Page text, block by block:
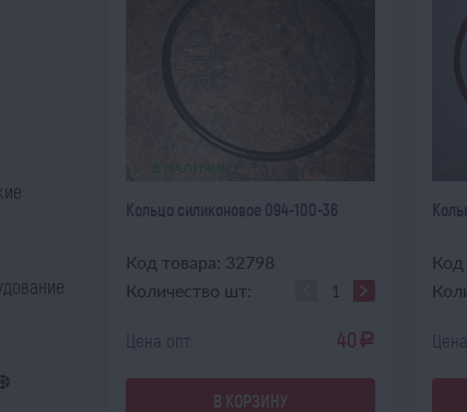
В НАЛИЧИИ
Кольцо силиконовое 094-100-36
Код товара: 32798
Количество шт:
Цена опт: 40 a
В КОРЗИНУ
Код